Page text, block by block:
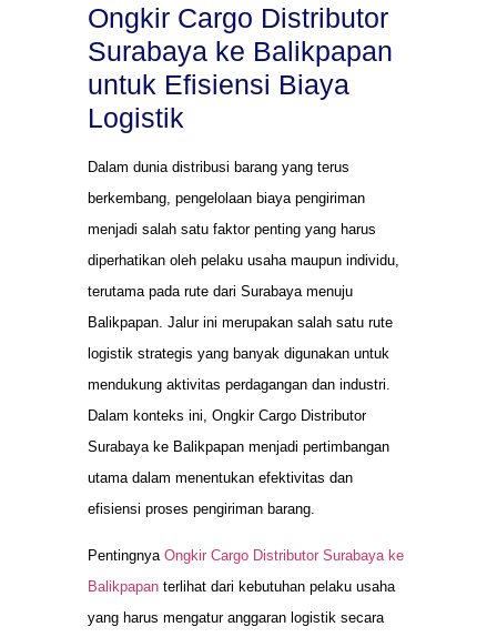
Ongkir Cargo Distributor
Surabaya ke Balikpapan
untuk Efisiensi Biaya
Logistik
Dalam dunia distribusi barang yang terus
berkembang, pengelolaan biaya pengiriman
menjadi salah satu faktor penting yang harus
diperhatikan oleh pelaku usaha maupun individu,
terutama pada rute dari Surabaya menuju
Balikpapan. Jalur ini merupakan salah satu rute
logistik strategis yang banyak digunakan untuk
mendukung aktivitas perdagangan dan industri.
Dalam konteks ini, Ongkir Cargo Distributor
Surabaya ke Balikpapan menjadi pertimbangan
utama dalam menentukan efektivitas dan
efisiensi proses pengiriman barang.
Pentingnya Ongkir Cargo Distributor Surabaya ke
Balikpapan terlihat dari kebutuhan pelaku usaha
yang harus mengatur anggaran logistik secara